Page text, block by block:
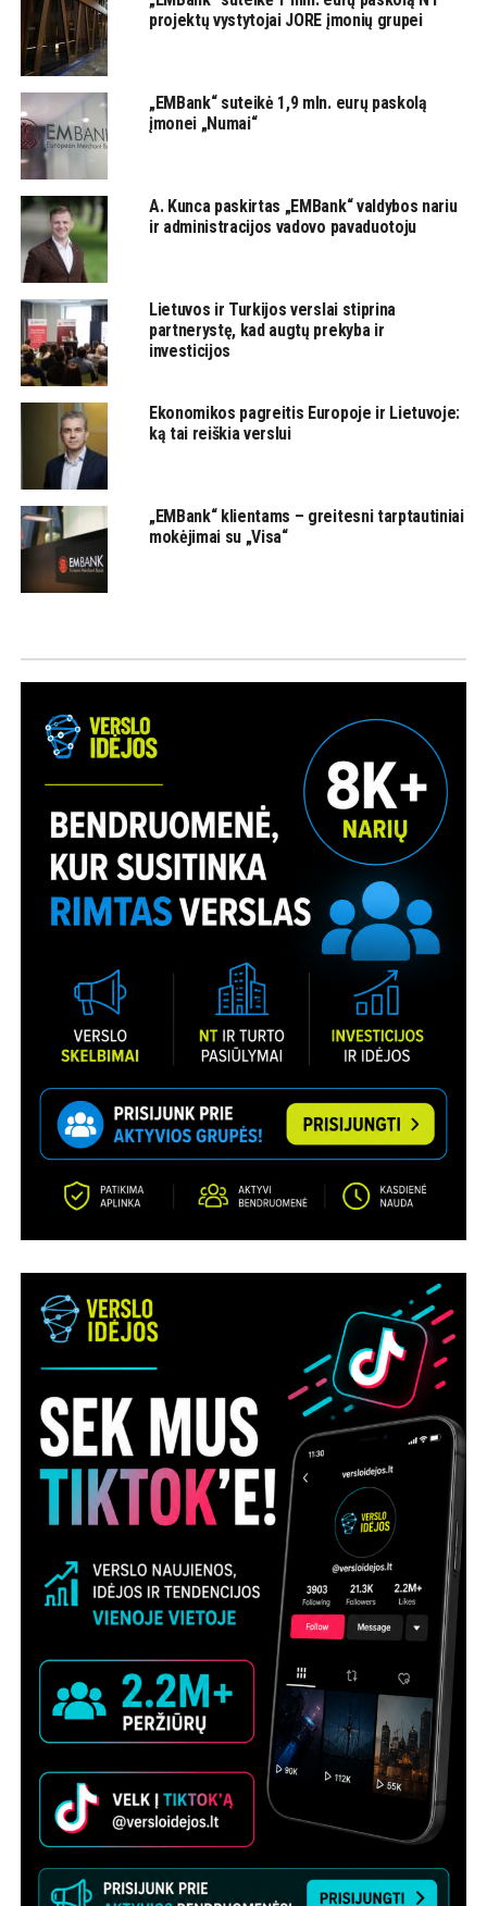
projektų vystytojai JORE įmonių grupei
„EMBank“ suteikė 1,9 mln. eurų paskolą
įmonei „Numai“
A. Kunca paskirtas „EMBank“ valdybos nariu
ir administracijos vadovo pavaduotoju
Lietuvos ir Turkijos verslai stiprina
partnerystę, kad augtų prekyba ir
investicijos
Ekonomikos pagreitis Europoje ir Lietuvoje:
ką tai reiškia verslui
„EMBank“ klientams – greitesni tarptautiniai
mokėjimai su „Visa“